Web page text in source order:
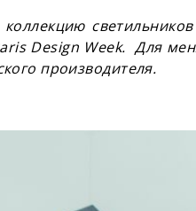
Design Week. Для
производителя.